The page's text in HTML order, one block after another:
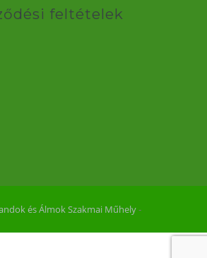
feltételek
és Álmok Szakmai Műhely‐